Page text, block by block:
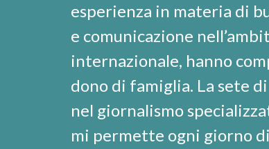
esperienza in materia di
e comunicazione
internazionale, hanno
dono di famiglia. La sete
nel giornalismo
mi permette ogni giorno